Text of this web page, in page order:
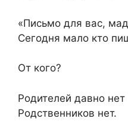
«Письмо для вас,
Сегодня мало кто
От кого?
Родителей давно
Родственников нет.